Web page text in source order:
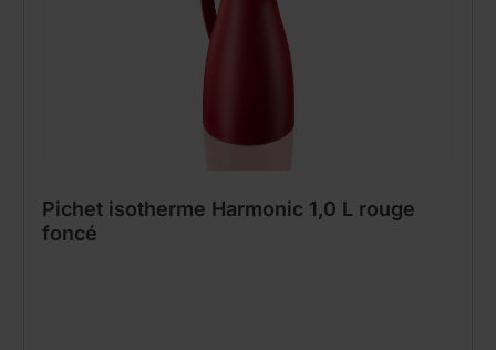
Pichet isotherme Harmonic 1,0 L rouge
foncé